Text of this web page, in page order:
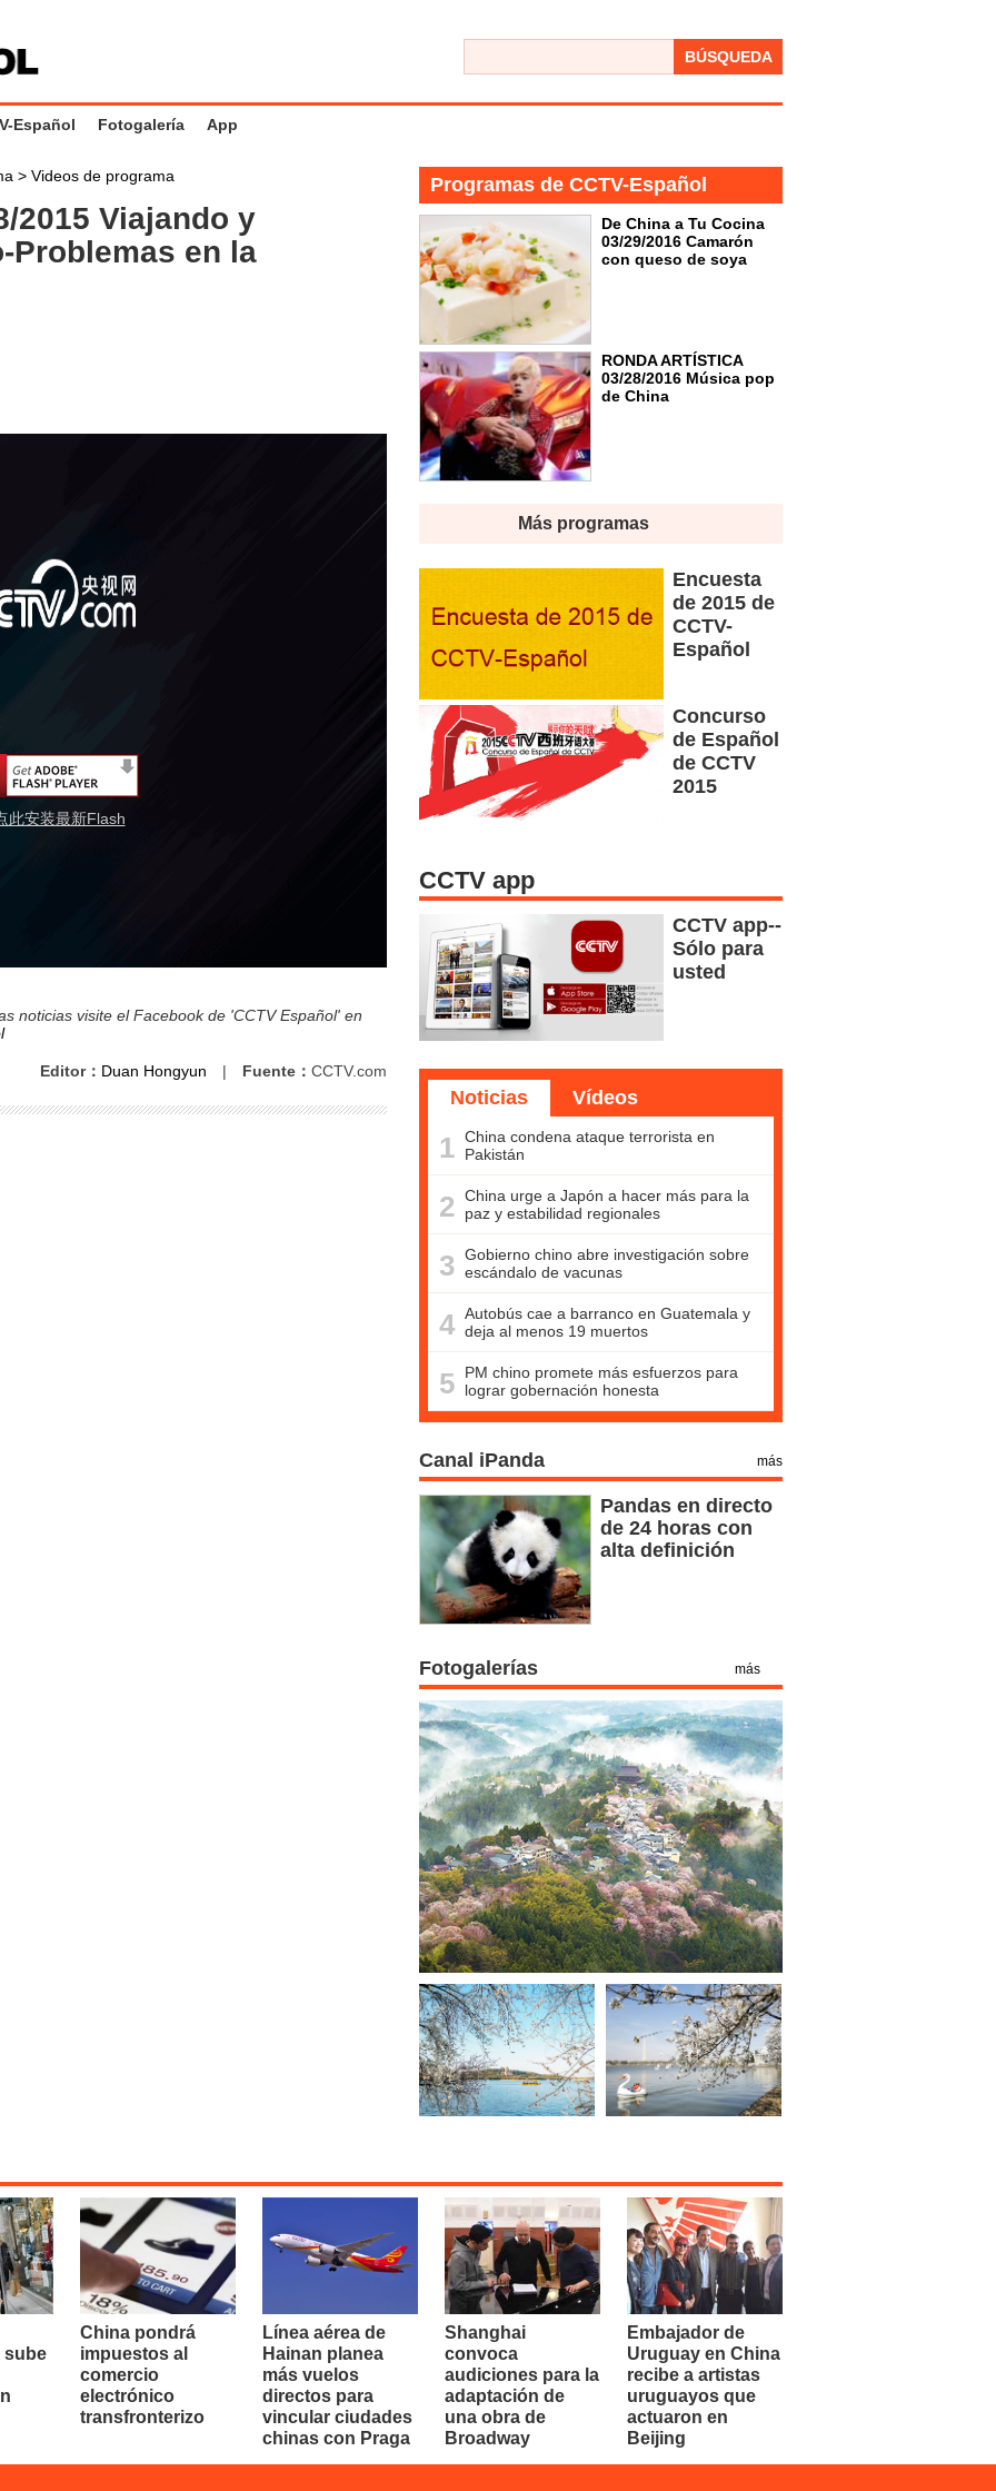
BÚSQUEDA
Español Fotogalería App
> Videos de programa
2015 Viajando y
Problemas en la
此安装最新Flash
noticias visite el Facebook de 'CCTV Español' en
Editor： Duan Hongyun | Fuente： CCTV.com
Programas de CCTV-Español
De China a Tu Cocina
03/29/2016 Camarón
con queso de soya
RONDA ARTÍSTICA
03/28/2016 Música pop
de China
Más programas
Encuesta
de 2015 de
CCTV-
Español
Concurso
de Español
de CCTV
2015
CCTV app
CCTV app--
Sólo para
usted
Noticias Vídeos
1 China condena ataque terrorista en
Pakistán
2 China urge a Japón a hacer más para la
paz y estabilidad regionales
3 Gobierno chino abre investigación sobre
escándalo de vacunas
4 Autobús cae a barranco en Guatemala y
deja al menos 19 muertos
5
PM chino promete más esfuerzos para
lograr gobernación honesta
Canal iPanda más
Pandas en directo
de 24 horas con
alta definición
Fotogalerías más
sube
China pondrá
impuestos al
comercio
electrónico
transfronterizo
Línea aérea de
Hainan planea
más vuelos
directos para
vincular ciudades
chinas con Praga
Shanghai
convoca
audiciones para la
adaptación de
una obra de
Broadway
Embajador de
Uruguay en China
recibe a artistas
uruguayos que
actuaron en
Beijing